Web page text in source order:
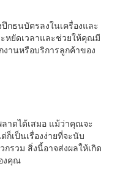
กธนบัตรลงในเครื่องและ
หยัดเวลาและช่วยให้คุณมี
านหรือบริการลูกค้าของ
ลาดได้เสมอ แม้ว่าคุณจะ
ก็เป็นเรื่องง่ายที่จะนับ
รวม สิ่งนี้อาจส่งผลให้เกิด
งคุณ